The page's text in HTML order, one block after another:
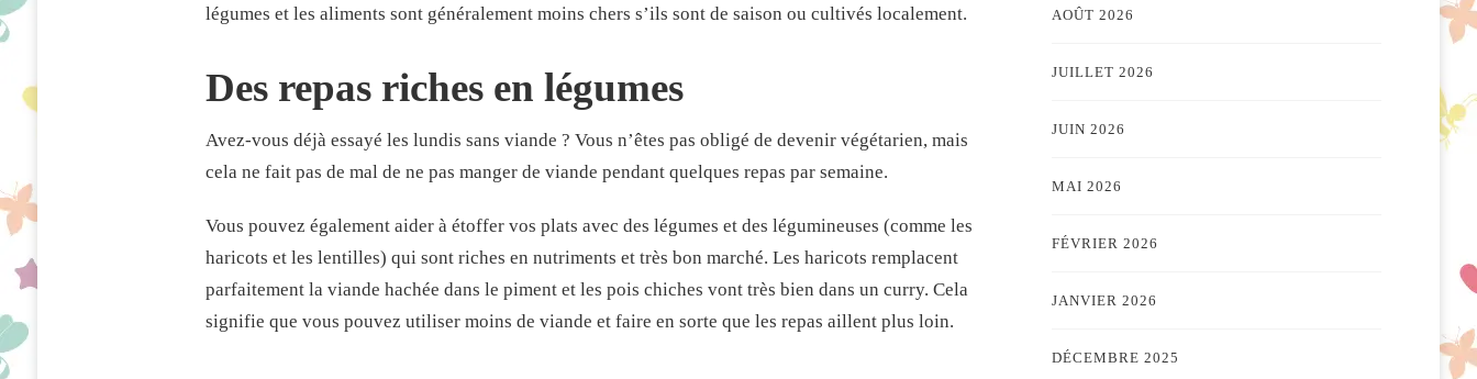
légumes et les aliments sont généralement moins chers s’ils sont de saison ou cultivés localement.
Des repas riches en légumes
Avez-vous déjà essayé les lundis sans viande ? Vous n’êtes pas obligé de devenir végétarien, mais
cela ne fait pas de mal de ne pas manger de viande pendant quelques repas par semaine.
Vous pouvez également aider à étoffer vos plats avec des légumes et des légumineuses (comme les
haricots et les lentilles) qui sont riches en nutriments et très bon marché. Les haricots remplacent
parfaitement la viande hachée dans le piment et les pois chiches vont très bien dans un curry. Cela
signifie que vous pouvez utiliser moins de viande et faire en sorte que les repas aillent plus loin.
AOÛT 2026
JUILLET 2026
JUIN 2026
MAI 2026
FÉVRIER 2026
JANVIER 2026
DÉCEMBRE 2025